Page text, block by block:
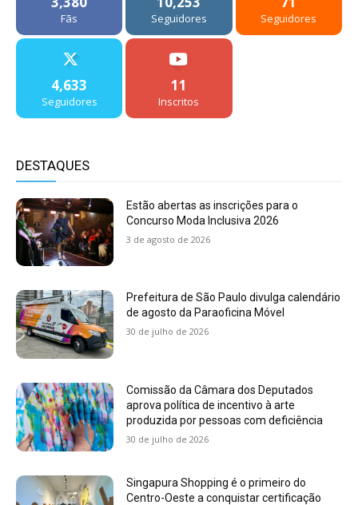
Fãs Seguidores Seguidores
4,633
Seguidores
11
Inscritos
DESTAQUES
Estão abertas as inscrições para o
Concurso Moda Inclusiva 2026
3 de agosto de 2026
Prefeitura de São Paulo divulga calendário
de agosto da Paraoficina Móvel
30 de julho de 2026
Comissão da Câmara dos Deputados
aprova política de incentivo à arte
produzida por pessoas com deficiência
30 de julho de 2026
Singapura Shopping é o primeiro do
Centro-Oeste a conquistar certificação